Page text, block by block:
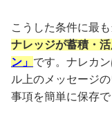
こうした条件に最も
ナレッジが蓄積・
ン」 です。ナレカ
ル上のメッセージ
事項を簡単に保存で